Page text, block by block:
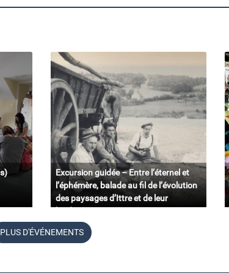
Excursion guidée – Entre l’éternel et
l’éphémère, balade au fil de l’évolution
des paysages d’Ittre et de leur
11 juin à 09
Belgique
PLUS D'ÉVÉNEMENTS